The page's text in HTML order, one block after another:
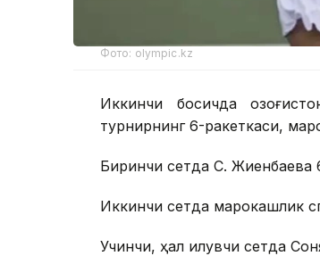
Фото: olympic.kz
Иккинчи босқичда
турнирнинг 6-ракеткаси,
Биринчи сетда С. Жиенбаева
Иккинчи сетда марокашлик
Учинчи, ҳал қилувчи сетда